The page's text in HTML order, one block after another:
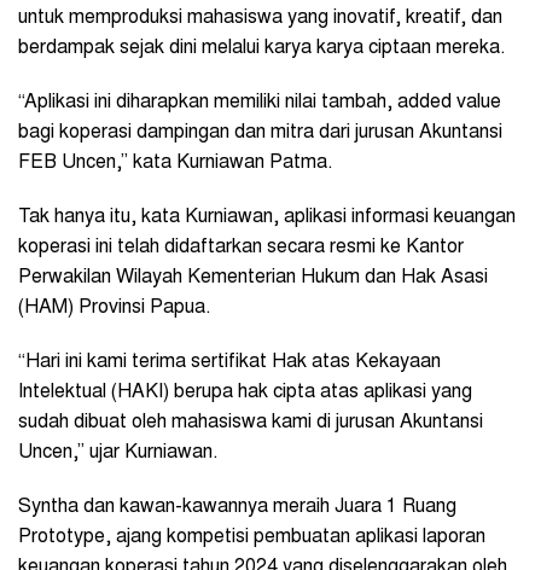
untuk memproduksi mahasiswa yang inovatif, kreatif, dan
berdampak sejak dini melalui karya karya ciptaan mereka.
“Aplikasi ini diharapkan memiliki nilai tambah, added value
bagi koperasi dampingan dan mitra dari jurusan Akuntansi
FEB Uncen,” kata Kurniawan Patma.
Tak hanya itu, kata Kurniawan, aplikasi informasi keuangan
koperasi ini telah didaftarkan secara resmi ke Kantor
Perwakilan Wilayah Kementerian Hukum dan Hak Asasi
(HAM) Provinsi Papua.
“Hari ini kami terima sertifikat Hak atas Kekayaan
Intelektual (HAKI) berupa hak cipta atas aplikasi yang
sudah dibuat oleh mahasiswa kami di jurusan Akuntansi
Uncen,” ujar Kurniawan.
Syntha dan kawan-kawannya meraih Juara 1 Ruang
Prototype, ajang kompetisi pembuatan aplikasi laporan